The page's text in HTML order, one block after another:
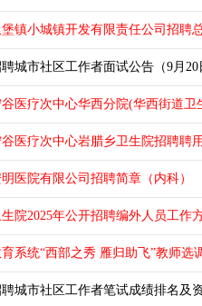
镇小城镇开发有限责任公司招聘
城市社区工作者面试公告（9月20
医疗次中心华西分院(华西街道
医疗次中心岩腊乡卫生院招聘聘
医院有限公司招聘简章（内科）
院2025年公开招聘编外人员工作
系统“西部之秀 雁归助飞”教师选
城市社区工作者笔试成绩排名及